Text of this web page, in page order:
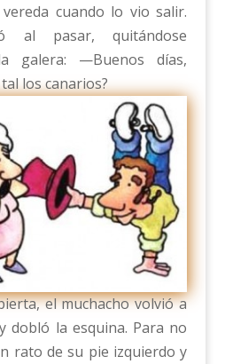
cuando lo vio salir.
al pasar, quitándose
galera: —Buenos días,
los canarios?
el muchacho volvió a
dobló la esquina. Para no
rato de su pie izquierdo y